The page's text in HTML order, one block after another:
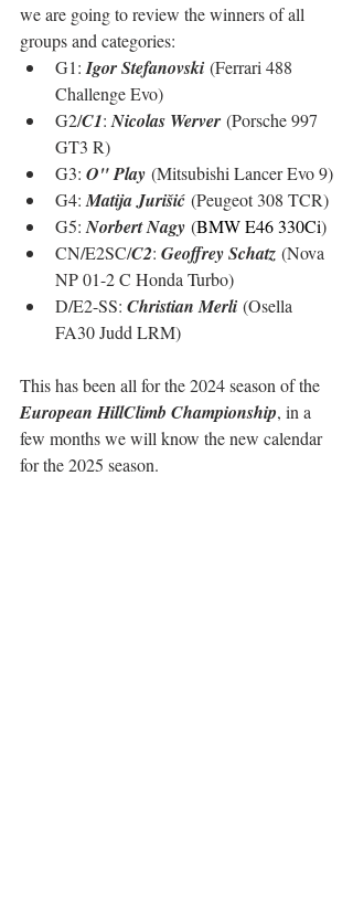
we are going to review the winners of all
groups and categories:
G1: Igor Stefanovski (Ferrari 488
Challenge Evo)
G2/C1: Nicolas Werver (Porsche 997
GT3 R)
G3: O" Play (Mitsubishi Lancer Evo 9)
G4: Matija Jurišić (Peugeot 308 TCR)
G5: Norbert Nagy (BMW E46 330Ci)
CN/E2SC/C2: Geoffrey Schatz (Nova
NP 01-2 C Honda Turbo)
D/E2-SS: Christian Merli (Osella
FA30 Judd LRM)
This has been all for the 2024 season of the
European HillClimb Championship, in a
few months we will know the new calendar
for the 2025 season.